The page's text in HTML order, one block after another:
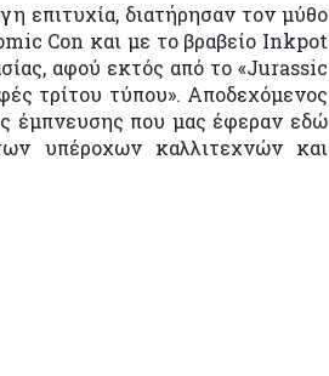
επιτυχία, διατήρησαν τον μύθο
Con και με το βραβείο Inkpot
αφού εκτός από το «Jurassic
τρίτου τύπου». Αποδεχόμενος
έμπνευσης που μας έφεραν εδώ
υπέροχων καλλιτεχνών και